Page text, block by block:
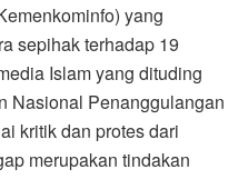
yang
sepihak terhadap 19
Islam yang dituding
Nasional Penanggulangan
kritik dan protes dari
merupakan tindakan